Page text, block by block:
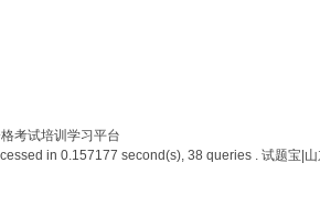
考试培训学习平台
in 0.157177 second(s), 38 queries . 试题宝|